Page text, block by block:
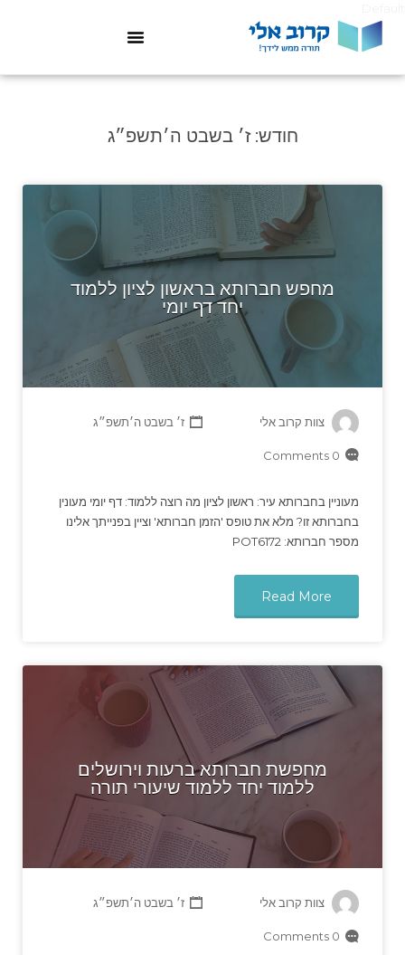
חודש:ז׳ בשבט ה׳תשפ״ג
מחפש חברותא בראשון לציון ללמוד
יחד דף יומי
צוות קרוב אלי ז׳ בשבט ה׳תשפ״ג
0 Comments
מעוניין בחברותא עיר: ראשון לציון מה רוצה ללמוד: דף יומי מעונין
בחברותא זו? מלא את טופס 'הזמן חברותא' וציין בפנייתך אלינו
מספר חברותא: POT6172
Read More
מחפשת חברותא ברעות וירושלים
ללמוד יחד ללמוד שיעורי תורה
צוות קרוב אלי ז׳ בשבט ה׳תשפ״ג
0 Comments